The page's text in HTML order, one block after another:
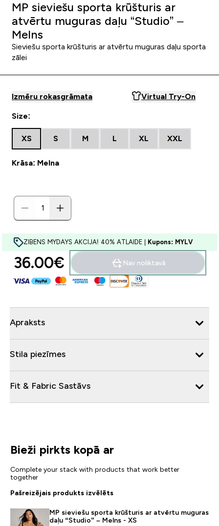
MP sieviešu sporta krūšturis ar
atvērtu muguras daļu “Studio” –
Melns
Sieviešu sporta krūšturis ar atvērtu muguras daļu sporta
zālei
Izmēru rokasgrāmata Virtual Try-On
Size:
XS S M L XL XXL
Krāsa: Melna
ZIBENS MYDAYS AKCIJA! 40% ATLAIDE | Kupons: MYLV
36.00€‎ Nav noliktavā
Apraksts
Stila piezīmes
Fit & Fabric Sastāvs
Bieži pirkts kopā ar
Complete your stack with products that work better
together
Pašreizējais produkts izvēlēts
MP sieviešu sporta krūšturis ar atvērtu muguras
daļu “Studio” – Melns - XS